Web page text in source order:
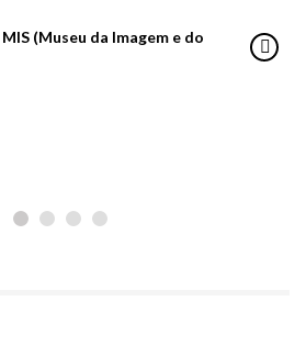
(Museu da Imagem e do